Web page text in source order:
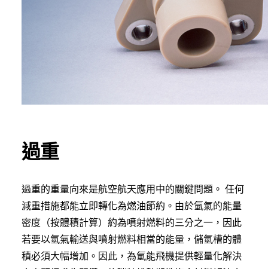
過重
過重的重量向來是航空航天應用中的關鍵問題。 任何
減重措施都能立即轉化為燃油節約。由於氫氣的能量
密度（按體積計算）約為噴射燃料的三分之一，因此
若要以氫氣輸送與噴射燃料相當的能量，儲氫槽的體
積必須大幅增加。因此，為氫能飛機提供輕量化解決